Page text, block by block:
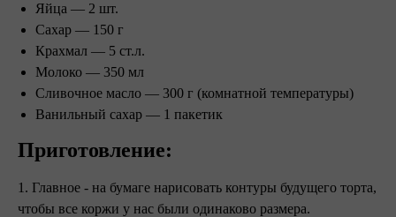
Яйца — 2 шт.
Сахар — 150 г
Крахмал — 5 ст.л.
Молоко — 350 мл
Сливочное масло — 300 г (комнатной температуры)
Ванильный сахар — 1 пакетик
Приготовление:
1. Главное - на бумаге нарисовать контуры будущего торта,
чтобы все коржи у нас были одинаково размера.